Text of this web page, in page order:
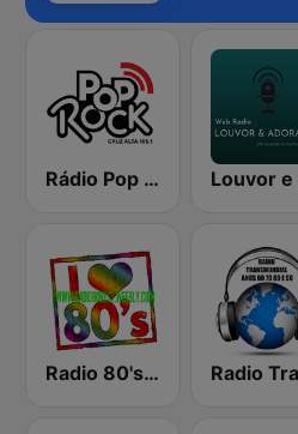
Rádio Pop Rock FM
Radio 80's Best 3